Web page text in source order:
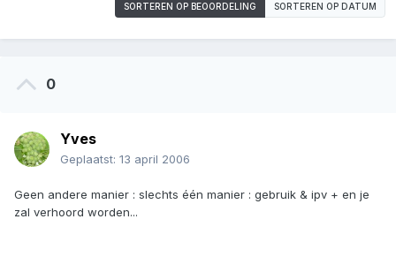
SORTEREN OP BEOORDELING SORTEREN OP DATUM
0
Yves
Geplaatst: 13 april 2006
Geen andere manier : slechts één manier : gebruik & ipv + en je
zal verhoord worden...